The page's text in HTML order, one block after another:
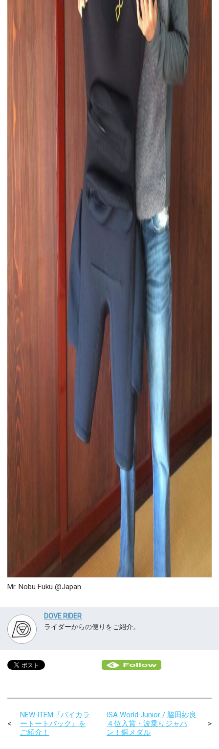
Mr. Nobu Fuku @Japan
DOVE RIDER
ライダーからの便りをご紹介。
NEW ITEM『バイカラ
ートートバック』を
ご紹介！
ISA World Junior / 脇田紗良
４位入賞・波乗りジャパ
ン！銅メダル